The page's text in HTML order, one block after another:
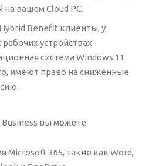
вашем Cloud PC.
Benefit клиенты, у
устройствах
система Windows 11
имеют право на сниженные
вы можете:
Microsoft 365, такие как Word,